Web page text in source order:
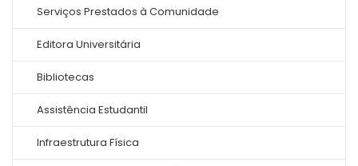
Serviços Prestados à Comunidade
Editora Universitária
Bibliotecas
Assistência Estudantil
Infraestrutura Física